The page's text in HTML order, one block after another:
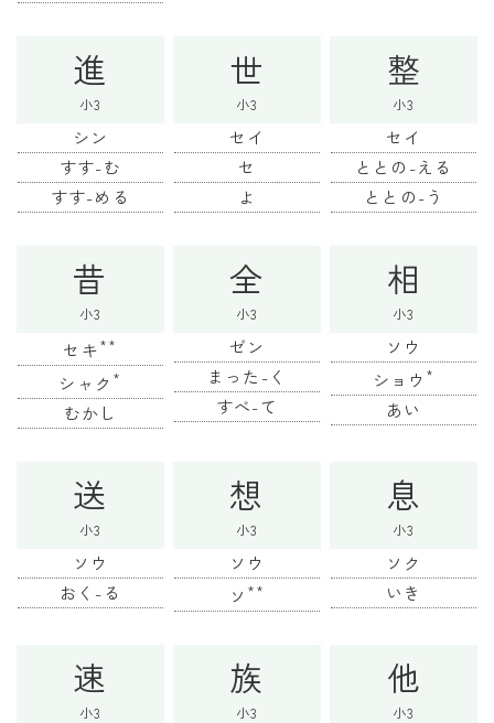
進
小3
シン
すす-む
すす-める
世
小3
セイ
セ
よ
整
小3
セイ
ととの-える
ととの-う
昔
小3
セキ**
シャク *
むかし
全
小3
ゼン
まった-く
すべ-て
相
小3
ソウ
ショウ *
あい
送
小3
ソウ
おく-る
想
小3
ソウ
ソ **
息
小3
ソク
いき
速
小3
族
小3
他
小3